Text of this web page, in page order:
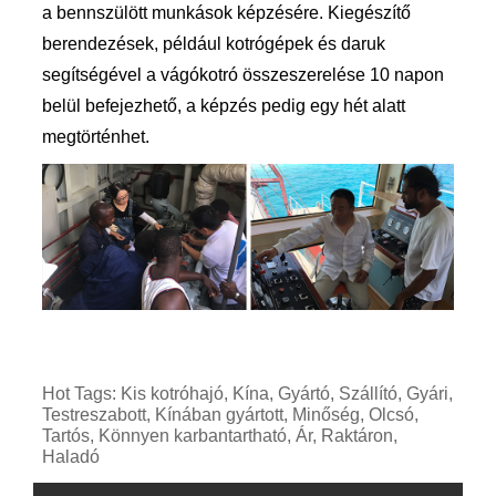
a bennszülött munkások képzésére. Kiegészítő
berendezések, például kotrógépek és daruk
segítségével a vágókotró összeszerelése 10 napon
belül befejezhető, a képzés pedig egy hét alatt
megtörténhet.
Hot Tags: Kis kotróhajó, Kína, Gyártó, Szállító, Gyári,
Testreszabott, Kínában gyártott, Minőség, Olcsó,
Tartós, Könnyen karbantartható, Ár, Raktáron,
Haladó